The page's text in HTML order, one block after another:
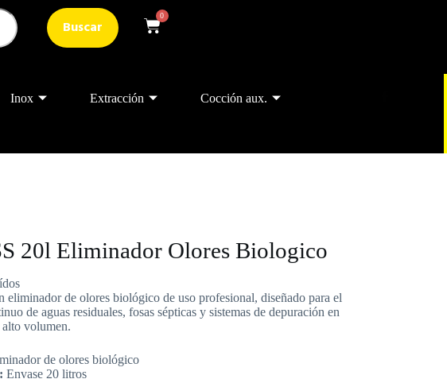
Buscar
0
Inox Extracción Cocción aux.
20l Eliminador Olores Biologico
eliminador de olores biológico de uso profesional, diseñado para el
de aguas residuales, fosas sépticas y sistemas de depuración en
alto volumen.
de olores biológico
Envase 20 litros